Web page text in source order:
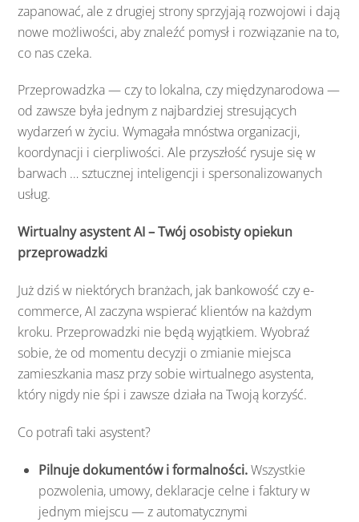
zapanować, ale z drugiej strony sprzyjają rozwojowi i dają
nowe możliwości, aby znaleźć pomysł i rozwiązanie na to,
co nas czeka.
Przeprowadzka — czy to lokalna, czy międzynarodowa —
od zawsze była jednym z najbardziej stresujących
wydarzeń w życiu. Wymagała mnóstwa organizacji,
koordynacji i cierpliwości. Ale przyszłość rysuje się w
barwach … sztucznej inteligencji i spersonalizowanych
usług.
Wirtualny asystent AI – Twój osobisty opiekun
przeprowadzki
Już dziś w niektórych branżach, jak bankowość czy e-
commerce, AI zaczyna wspierać klientów na każdym
kroku. Przeprowadzki nie będą wyjątkiem. Wyobraź
sobie, że od momentu decyzji o zmianie miejsca
zamieszkania masz przy sobie wirtualnego asystenta,
który nigdy nie śpi i zawsze działa na Twoją korzyść.
Co potrafi taki asystent?
Pilnuje dokumentów i formalności.Wszystkie
pozwolenia, umowy, deklaracje celne i faktury w
jednym miejscu — z automatycznymi